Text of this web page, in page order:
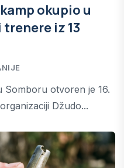
okupio u
iz 13
Somboru otvoren je 16.
Džudo...